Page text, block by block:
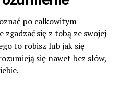
po całkowitym
się z tobą ze swojej
to robisz lub jak się
się nawet bez słów,